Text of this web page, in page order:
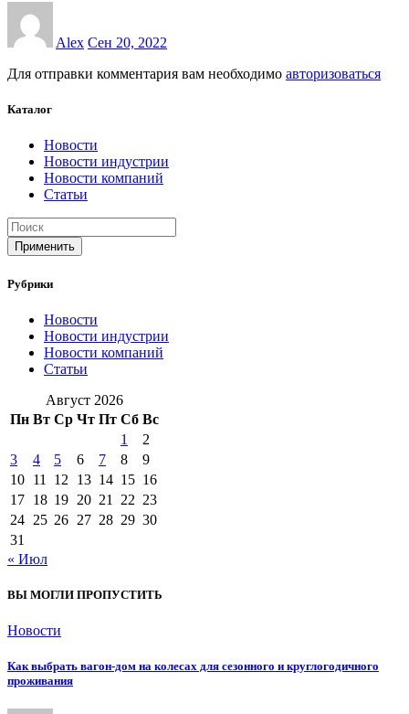
Alex Сен 20, 2022
Для отправки комментария вам необходимо авторизоваться
Каталог
Новости
Новости индустрии
Новости компаний
Статьи
Применить
Рубрики
Новости
Новости индустрии
Новости компаний
Статьи
Август 2026
Пн Вт Ср Чт Пт Сб Вс
1
2
3
4 5 6 7 8
9
10 11 12 13 14 15 16
17 18 19 20 21 22 23
24 25 26 27 28 29 30
31
« Июл
ВЫ МОГЛИ ПРОПУСТИТЬ
Новости
Как выбрать вагон-дом на колесах для сезонного и круглогодичного
проживания